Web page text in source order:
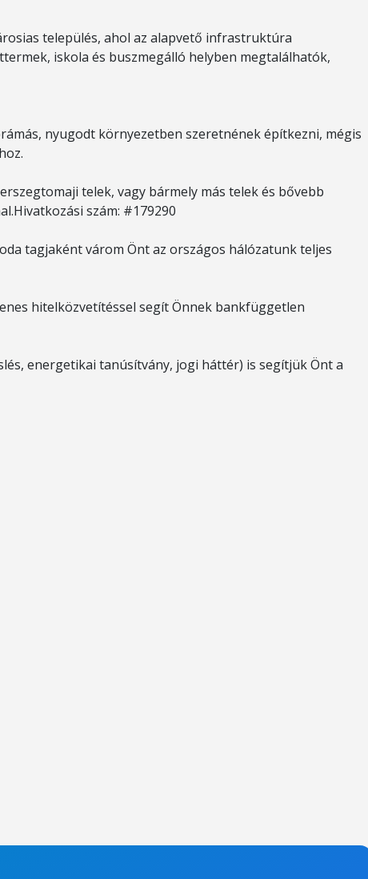
település, ahol az alapvető infrastruktúra
iskola és buszmegálló helyben megtalálhatók,
nyugodt környezetben szeretnének építkezni, mégis
telek, vagy bármely más telek és bővebb
szám: #179290
tagjaként várom Önt az országos hálózatunk teljes
hitelközvetítéssel segít Önnek bankfüggetlen
energetikai tanúsítvány, jogi háttér) is segítjük Önt a